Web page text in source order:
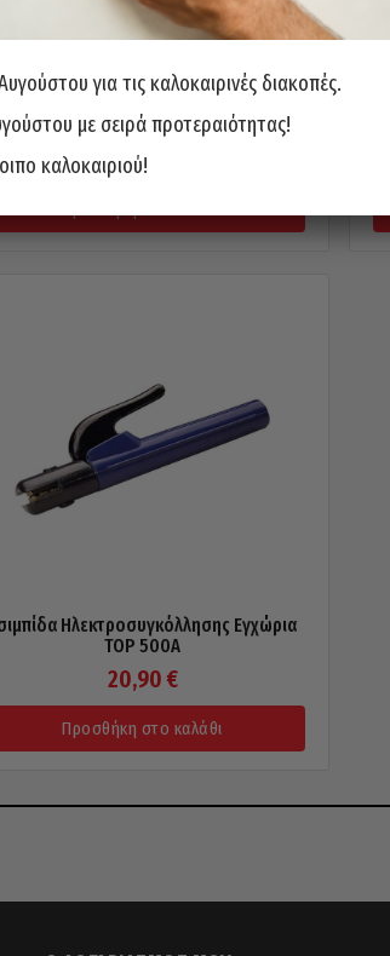
600A
7,00
Ηλεκτροσυγκόλλησης Εγχώρια
TOP 500A
20,90 €
Προσθήκη στο καλάθι
για τις καλοκαιρινές διακοπές.
με σειρά προτεραιότητας!
καλοκαιριού!